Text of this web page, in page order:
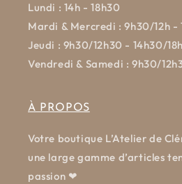
Lundi : 14h - 18h30
Mardi & Mercredi : 9h30/12h -
Jeudi : 9h30/12h30 - 14h30/18h
Vendredi & Samedi : 9h30/
À PROPOS
Votre boutique L’Atelier de
une large gamme d’articles
passion ❤